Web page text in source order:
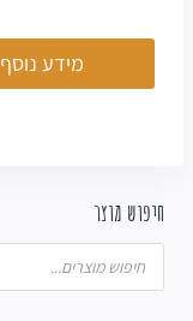
מידע נוסף
חיפוש מוצר